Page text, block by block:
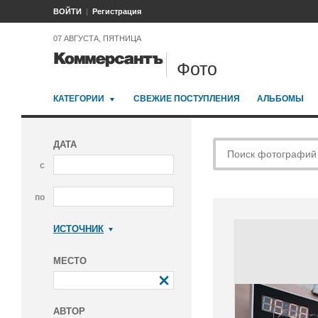
ВОЙТИ Регистрация
07 АВГУСТА, ПЯТНИЦА
Фото
КАТЕГОРИИ СВЕЖИЕ ПОСТУПЛЕНИЯ АЛЬБОМЫ
ДАТА
с
по
ИСТОЧНИК
МЕСТО
АВТОР